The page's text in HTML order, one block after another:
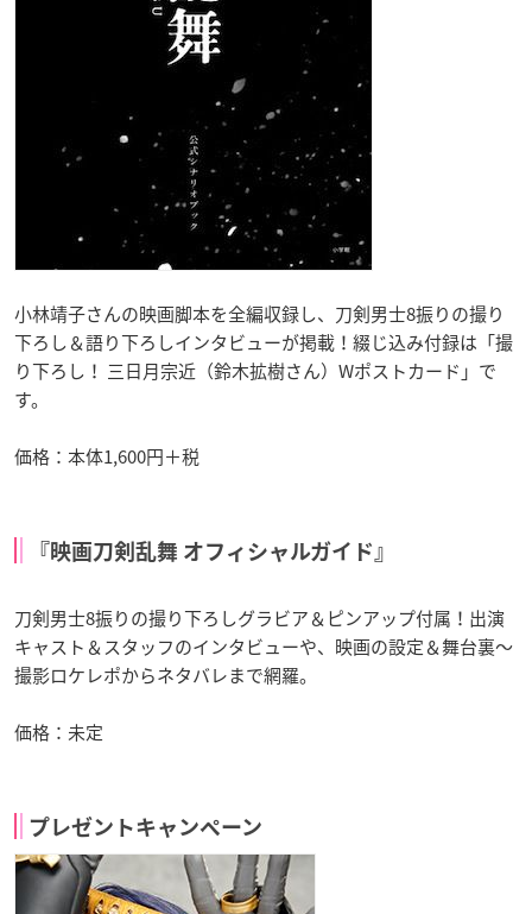
小林靖子さんの映画脚本を全編収録し、刀剣男士8振りの撮り
下ろし＆語り下ろしインタビューが掲載！綴じ込み付録は「撮
り下ろし！ 三日月宗近（鈴木拡樹さん）Wポストカード」で
す。
価格：本体1,600円＋税
『映画刀剣乱舞 オフィシャルガイド』
刀剣男士8振りの撮り下ろしグラビア＆ピンアップ付属！出演
キャスト＆スタッフのインタビューや、映画の設定＆舞台裏～
撮影ロケレポからネタバレまで網羅。
価格：未定
プレゼントキャンペーン